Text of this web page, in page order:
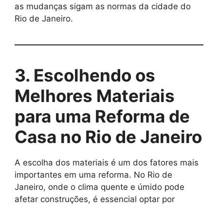
as mudanças sigam as normas da cidade do
Rio de Janeiro.
3. Escolhendo os
Melhores Materiais
para uma Reforma de
Casa no Rio de Janeiro
A escolha dos materiais é um dos fatores mais
importantes em uma reforma. No Rio de
Janeiro, onde o clima quente e úmido pode
afetar construções, é essencial optar por